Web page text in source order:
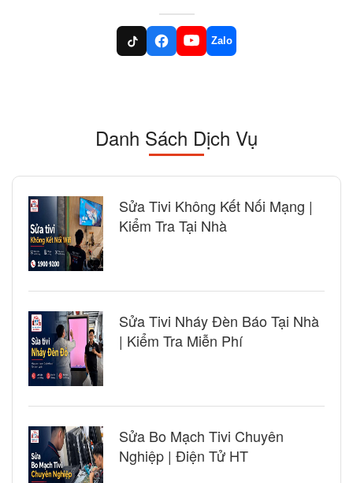
Zalo
Danh Sách Dịch Vụ
Sửa Tivi Không Kết Nối Mạng |
Kiểm Tra Tại Nhà
Sửa Tivi Nháy Đèn Báo Tại Nhà
| Kiểm Tra Miễn Phí
Sửa Bo Mạch Tivi Chuyên
Nghiệp | Điện Tử HT